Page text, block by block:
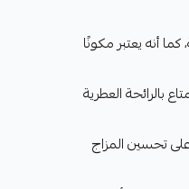
أنه يعتبر مكونًا
بالرائحة العطرية
تحسين المزاج